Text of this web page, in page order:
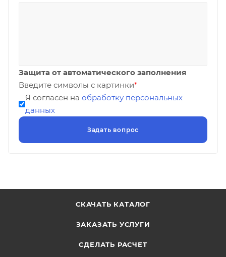
Защита от автоматического заполнения
Введите символы с картинки*
Я согласен на обработку персональных
данных
СКАЧАТЬ КАТАЛОГ
ЗАКАЗАТЬ УСЛУГИ
СДЕЛАТЬ РАСЧЕТ